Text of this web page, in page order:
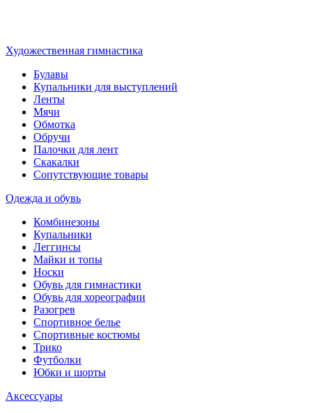
Художественная гимнастика
Булавы
Купальники для выступлений
Ленты
Мячи
Обмотка
Обручи
Палочки для лент
Скакалки
Сопутствующие товары
Одежда и обувь
Комбинезоны
Купальники
Леггинсы
Майки и топы
Носки
Обувь для гимнастики
Обувь для хореографии
Разогрев
Спортивное белье
Спортивные костюмы
Трико
Футболки
Юбки и шорты
Аксессуары